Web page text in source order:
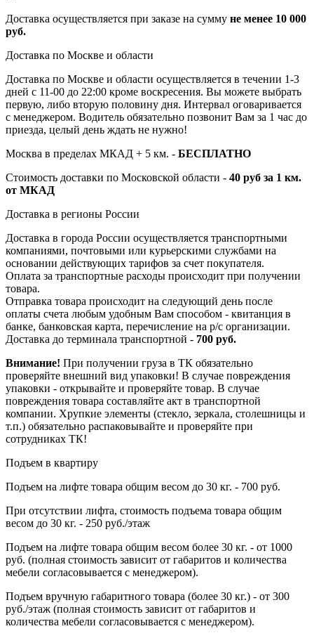
Доставка осуществляется при заказе на сумму не менее 10 000
руб.
Доставка по Москве и области
Доставка по Москве и области осуществляется в течении 1-3
дней с 11-00 до 22:00 кроме воскресения. Вы можете выбрать
первую, либо вторую половину дня. Интервал оговаривается
с менеджером. Водитель обязательно позвонит Вам за 1 час до
приезда, целый день ждать не нужно!
Москва в пределах МКАД + 5 км. - БЕСПЛАТНО
Стоимость доставки по Московской области - 40 руб за 1 км.
от МКАД
Доставка в регионы России
Доставка в города России осуществляется транспортными
компаниями, почтовыми или курьерскими службами на
основании действующих тарифов за счет покупателя.
Оплата за транспортные расходы происходит при получении
товара.
Отправка товара происходит на следующий день после
оплаты счета любым удобным Вам способом - квитанция в
банке, банковская карта, перечисление на р/с организации.
Доставка до терминала транспортной - 700 руб.
Внимание! При получении груза в ТК обязательно
проверяйте внешний вид упаковки! В случае повреждения
упаковки - открывайте и проверяйте товар. В случае
повреждения товара составляйте акт в транспортной
компании. Хрупкие элементы (стекло, зеркала, столешницы и
т.п.) обязательно распаковывайте и проверяйте при
сотрудниках ТК!
Подъем в квартиру
Подъем на лифте товара общим весом до 30 кг. - 700 руб.
При отсутствии лифта, стоимость подъема товара общим
весом до 30 кг. - 250 руб./этаж
Подъем на лифте товара общим весом более 30 кг. - от 1000
руб. (полная стоимость зависит от габаритов и количества
мебели согласовывается с менеджером).
Подъем вручную габаритного товара (более 30 кг.) - от 300
руб./этаж (полная стоимость зависит от габаритов и
количества мебели согласовывается с менеджером).